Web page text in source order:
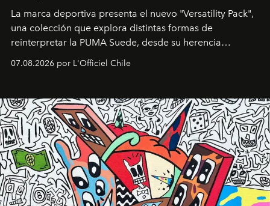
La marca deportiva presenta el nuevo "Versatility Pack",
una colección que explora distintas formas de
reinterpretar la PUMA Suede, desde su herencia
diseño y el universo outdoor.
07.08.2026 por L'Officiel Chile